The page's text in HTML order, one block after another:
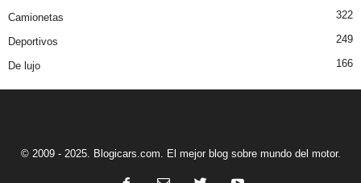
Camionetas 322
Deportivos 249
De lujo 166
© 2009 - 2025. Blogicars.com. El mejor blog sobre mundo del motor.